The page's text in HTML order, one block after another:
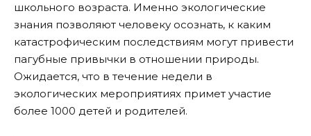
школьного возраста. Именно экологические
знания позволяют человеку осознать, к каким
катастрофическим последствиям могут привести
пагубные привычки в отношении природы.
Ожидается, что в течение недели в
экологических мероприятиях примет участие
более 1000 детей и родителей.